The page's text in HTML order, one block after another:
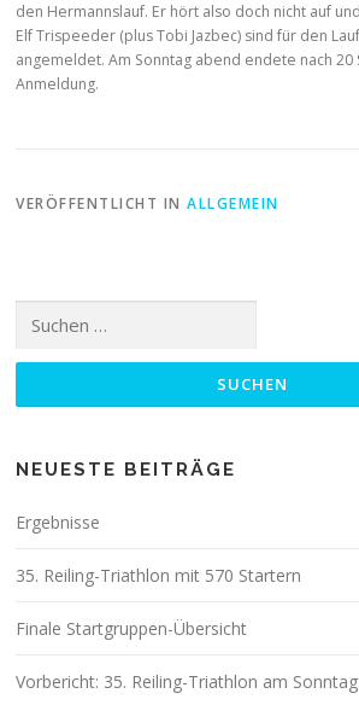
den Hermannslauf. Er hört also doch nicht auf
Elf Trispeeder (plus Tobi Jazbec) sind für den
angemeldet. Am Sonntag abend endete nach 20
Anmeldung.
VERÖFFENTLICHT INALLGEMEIN
nach:
NEUESTE BEITRÄGE
Ergebnisse
35. Reiling-Triathlon mit 570 Startern
Finale Startgruppen-Übersicht
Vorbericht: 35. Reiling-Triathlon am